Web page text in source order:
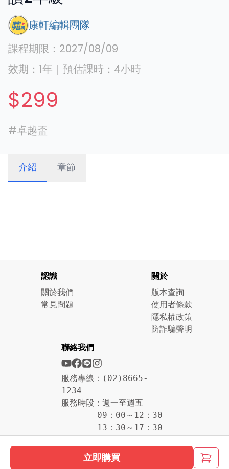
康軒編輯團隊
課程期限： 2027/08/09
效期： 1年 ｜ 預估課時： 4小時
$299
#卓越盃
立即購買
介紹 章節
認識
關於我們
常見問題
關於
版本查詢
使用者條款
隱私權政策
防詐騙聲明
聯絡我們
服務專線：(02)8665-
1234
服務時段：週一至週五
09：00～12：30
13：30～17：30